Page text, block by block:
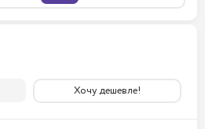
Хочу дешевле!